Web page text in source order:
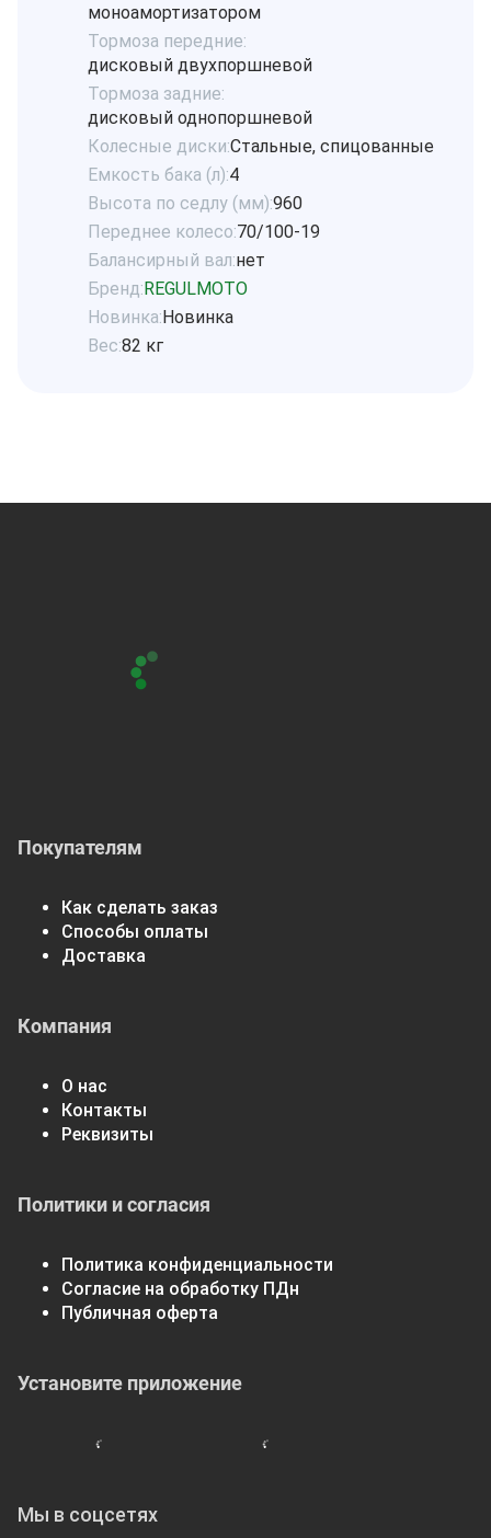
моноамортизатором
Тормоза передние:
дисковый двухпоршневой
Тормоза задние:
дисковый однопоршневой
Колесные диски:Стальные, спицованные
Емкость бака (л):4
Высота по седлу (мм):960
Переднее колесо:70/100-19
Балансирный вал:нет
Бренд:REGULMOTO
Новинка:Новинка
Вес:82 кг
Покупателям
Как сделать заказ
Способы оплаты
Доставка
Компания
О нас
Контакты
Реквизиты
Политики и согласия
Политика конфиденциальности
Согласие на обработку ПДн
Публичная оферта
Мы в соцсетях
Установите приложение